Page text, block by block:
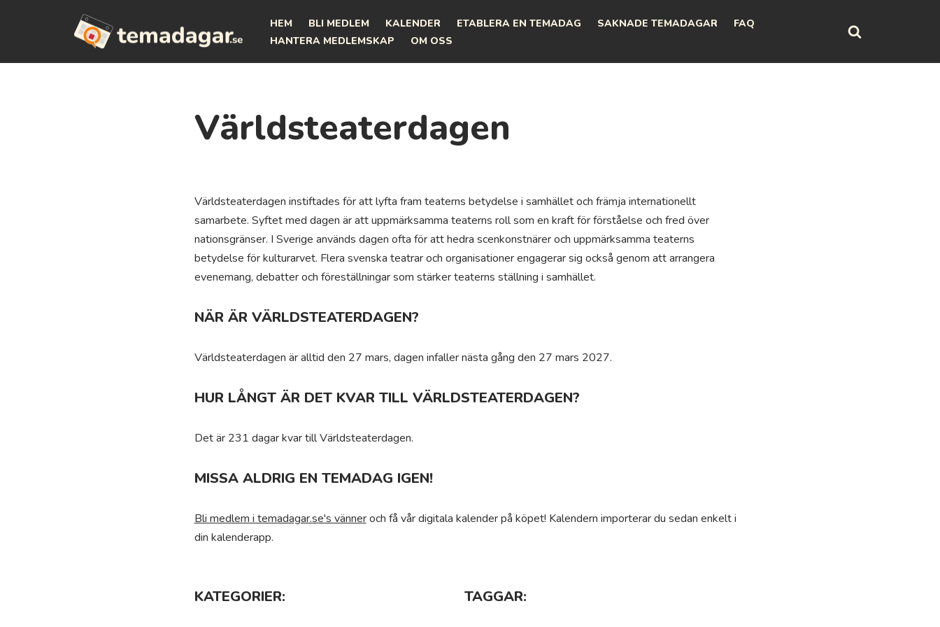
HEM BLI MEDLEM KALENDER ETABLERA EN TEMADAG SAKNADE TEMADAGAR
FAQ
HANTERA MEDLEMSKAP
OM OSS
Världsteaterdagen
Världsteaterdagen instiftades för att lyfta fram teaterns betydelse i samhället och främja internationellt
samarbete. Syftet med dagen är att uppmärksamma teaterns roll som en kraft för förståelse och fred över
nationsgränser. I Sverige används dagen ofta för att hedra scenkonstnärer och uppmärksamma teaterns
betydelse för kulturarvet. Flera svenska teatrar och organisationer engagerar sig också genom att arrangera
evenemang, debatter och föreställningar som stärker teaterns ställning i samhället.
NÄR ÄR VÄRLDSTEATERDAGEN?
Världsteaterdagen är alltid den 27 mars, dagen infaller nästa gång den 27 mars 2027.
HUR LÅNGT ÄR DET KVAR TILL VÄRLDSTEATERDAGEN?
Det är 231 dagar kvar till Världsteaterdagen.
MISSA ALDRIG EN TEMADAG IGEN!
Bli medlem i temadagar.se's vänneroch få vår digitala kalender på köpet! Kalendern importerar du sedan enkelt i
din kalenderapp.
KATEGORIER: TAGGAR: